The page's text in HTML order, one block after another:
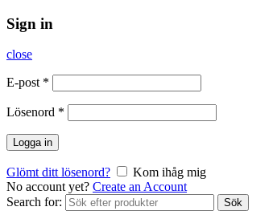
Sign in
close
E-post *
Lösenord *
Logga in
Glömt ditt lösenord?
Kom ihåg mig
No account yet? Create an Account
Search for:
Sök